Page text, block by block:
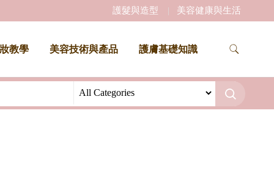
護髮與造型 美容健康與生活
教學 美容技術與產品 護膚基礎知識